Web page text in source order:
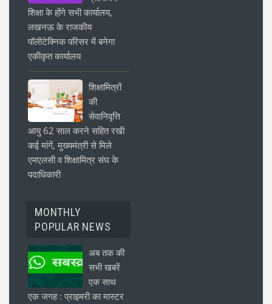
शिक्षा के होंगे सभी कार्यालय,
लखनऊ के राजकीय
पॉलीटेक्निक परिसर में बनेगा
एकीकृत कार्यालय
शिक्षामित्रों
की
सेवानिवृत्ति
आयु 62 साल करने सहित रखी
कई मांगें, मुख्यमंत्री से मिले
एमएलसी व शिक्षामित्र संघ के
पदाधिकारी
MONTHLY
POPULAR NEWS
अब तक की
सभी खबरें
एक साथ
एक जगह : प्राइमरी का मास्टर